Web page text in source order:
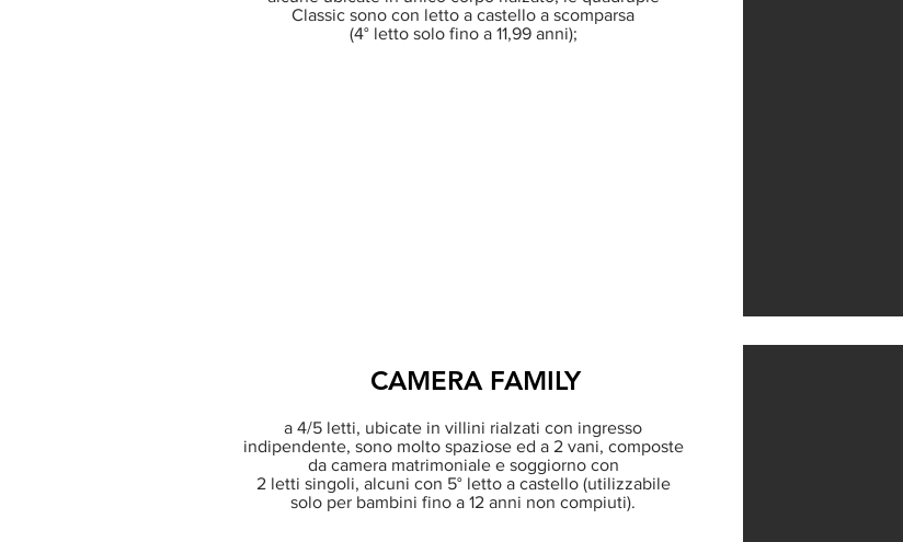
Classic sono con letto a castello a scomparsa
(4° letto solo fino a 11,99 anni);
CAMERA FAMILY
a 4/5 letti, ubicate in villini rialzati con ingresso
indipendente, sono molto spaziose ed a 2 vani, composte
da camera matrimoniale e soggiorno con
2 letti singoli, alcuni con 5° letto a castello (utilizzabile
solo per bambini fino a 12 anni non compiuti).